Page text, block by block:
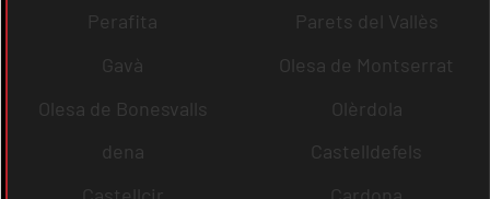
Perafita
Parets del Vallès
Gavà
Olesa de Montserrat
Olesa de Bonesvalls
Olèrdola
dena
Castelldefels